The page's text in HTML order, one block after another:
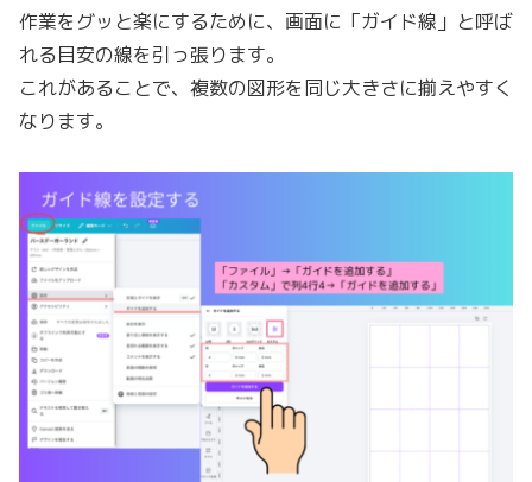
作業をグッと楽にするために、画面に「ガイド線」と呼ば
れる目安の線を引っ張ります。
これがあることで、複数の図形を同じ大きさに揃えやすく
なります。